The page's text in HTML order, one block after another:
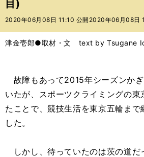
テ
ー
バ
目)
2020年06月08日 11:10 公開 2020年06月08日
津金壱郎●取材・文 text by Tsugane
故障もあって2015年シーズンか
いたが、スポーツクライミングの東
たことで、競技生活を東京五輪まで
した。
しかし、待っていたのは茨の道だ